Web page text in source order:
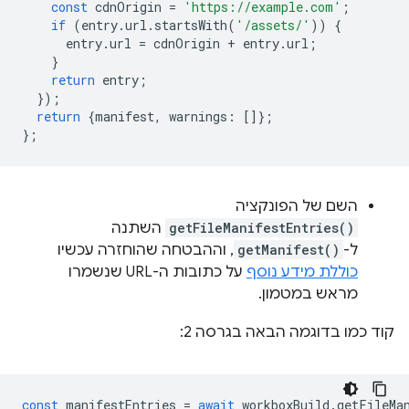
const cdnOrigin = 'https://example.com' ;
if (entry.url . startsWith( '/assets/' ))
{
entry.url = cdnOrigin + entry.url ;
}
return entry ;
});
return {manifest, warnings :
[]};
};
השם של הפונקציה
getFileManifestEntries() השתנה
ל- getManifest() , וההבטחה שהוחזרה עכשיו
כוללת מידע נוסף
על כתובות ה-URL שנשמרו
מראש במטמון.
קוד כמו בדוגמה הבאה בגרסה 2:
const manifestEntries = await workboxBuild .